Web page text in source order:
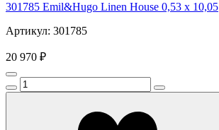
301785 Emil&Hugo Linen House 0,53 x 10,05
Артикул: 301785
20 970 ₽